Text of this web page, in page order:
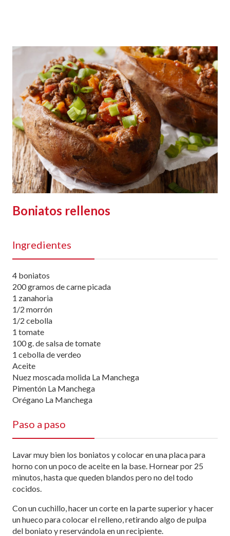
Boniatos rellenos
Ingredientes
4 boniatos
200 gramos de carne picada
1 zanahoria
1/2 morrón
1/2 cebolla
1 tomate
100 g. de salsa de tomate
1 cebolla de verdeo
Aceite
Nuez moscada molida La Manchega
Pimentón La Manchega
Orégano La Manchega
Paso a paso
Lavar muy bien los boniatos y colocar en una placa para
horno con un poco de aceite en la base. Hornear por 25
minutos, hasta que queden blandos pero no del todo
cocidos.
Con un cuchillo, hacer un corte en la parte superior y hacer
un hueco para colocar el relleno, retirando algo de pulpa
del boniato y reservándola en un recipiente.